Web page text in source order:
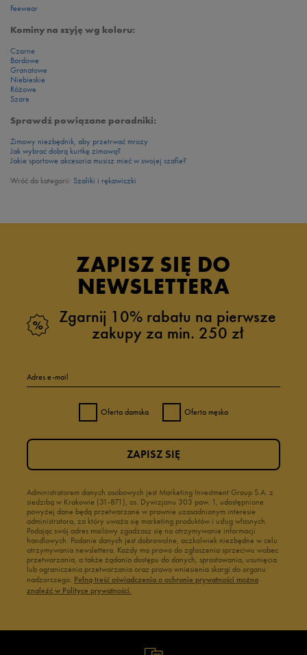
Feewear
Kominy na szyję wg koloru:
Czarne
Bordowe
Granatowe
Niebieskie
Różowe
Szare
Sprawdź powiązane poradniki:
Zimowy niezbędnik, aby przetrwać mrozy
Jak wybrać dobrą kurtkę zimową?
Jakie sportowe akcesoria musisz mieć w swojej szafie?
Wróć do kategorii: Szaliki i rękawiczki
ZAPISZ SIĘ DO
NEWSLETTERA
Zgarnij 10% rabatu na pierwsze
zakupy za min. 250 zł
Adres e-mail
Oferta damska Oferta męska
Administratorem danych osobowych jest Marketing Investment Group S.A. z
siedzibą w Krakowie (31-871), os. Dywizjonu 303 paw. 1, udostępnione
powyżej dane będą przetwarzane w prawnie uzasadnionym interesie
administratora, za który uważa się marketing produktów i usług własnych.
Podając swój adres mailowy zgadzasz się na otrzymywanie informacji
handlowych. Podanie danych jest dobrowolne, aczkolwiek niezbędne w celu
otrzymywania newslettera. Każdy ma prawo do zgłoszenia sprzeciwu wobec
przetwarzania, a także żądania dostępu do danych, sprostowania, usunięcia
lub ograniczenia przetwarzania oraz prawo wniesienia skargi do organu
nadzorczego. Pełną treść oświadczenia o ochronie prywatności można
znaleźć w Polityce prywatności.
ZAPISZ SIĘ